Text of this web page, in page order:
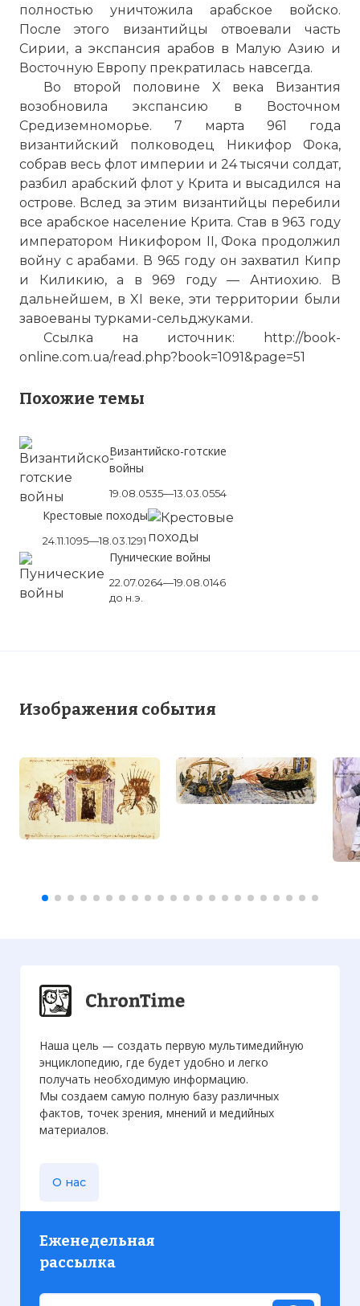
полностью уничтожила арабское войско.
После этого византийцы отвоевали часть
Сирии, а экспансия арабов в Малую Азию и
Восточную Европу прекратилась навсегда.
Во второй половине X века Византия
возобновила экспансию в Восточном
Средиземноморье. 7 марта 961 года
византийский полководец Никифор Фока,
собрав весь флот империи и 24 тысячи солдат,
разбил арабский флот у Крита и высадился на
острове. Вслед за этим византийцы перебили
все арабское население Крита. Став в 963 году
императором Никифором II, Фока продолжил
войну с арабами. В 965 году он захватил Кипр
и Киликию, а в 969 году — Антиохию. В
дальнейшем, в XI веке, эти территории были
завоеваны турками-сельджуками.
Ссылка на источник:
http://book-
online.com.ua/read.php?book=1091&page=51
Похожие темы
Византийско-готские
войны
19.08.0535—13.03.0554
Крестовые походы
24.11.1095—18.03.1291
Пунические войны
22.07.0264—19.08.0146
до н.э.
Изображения события
Наша цель — создать первую мультимедийную
энциклопедию, где будет удобно и легко
получать необходимую информацию.
Мы создаем самую полную базу различных
фактов, точек зрения, мнений и медийных
материалов.
О нас
Еженедельная
рассылка